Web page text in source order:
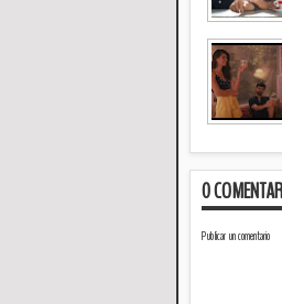
0
Publicar un comentario